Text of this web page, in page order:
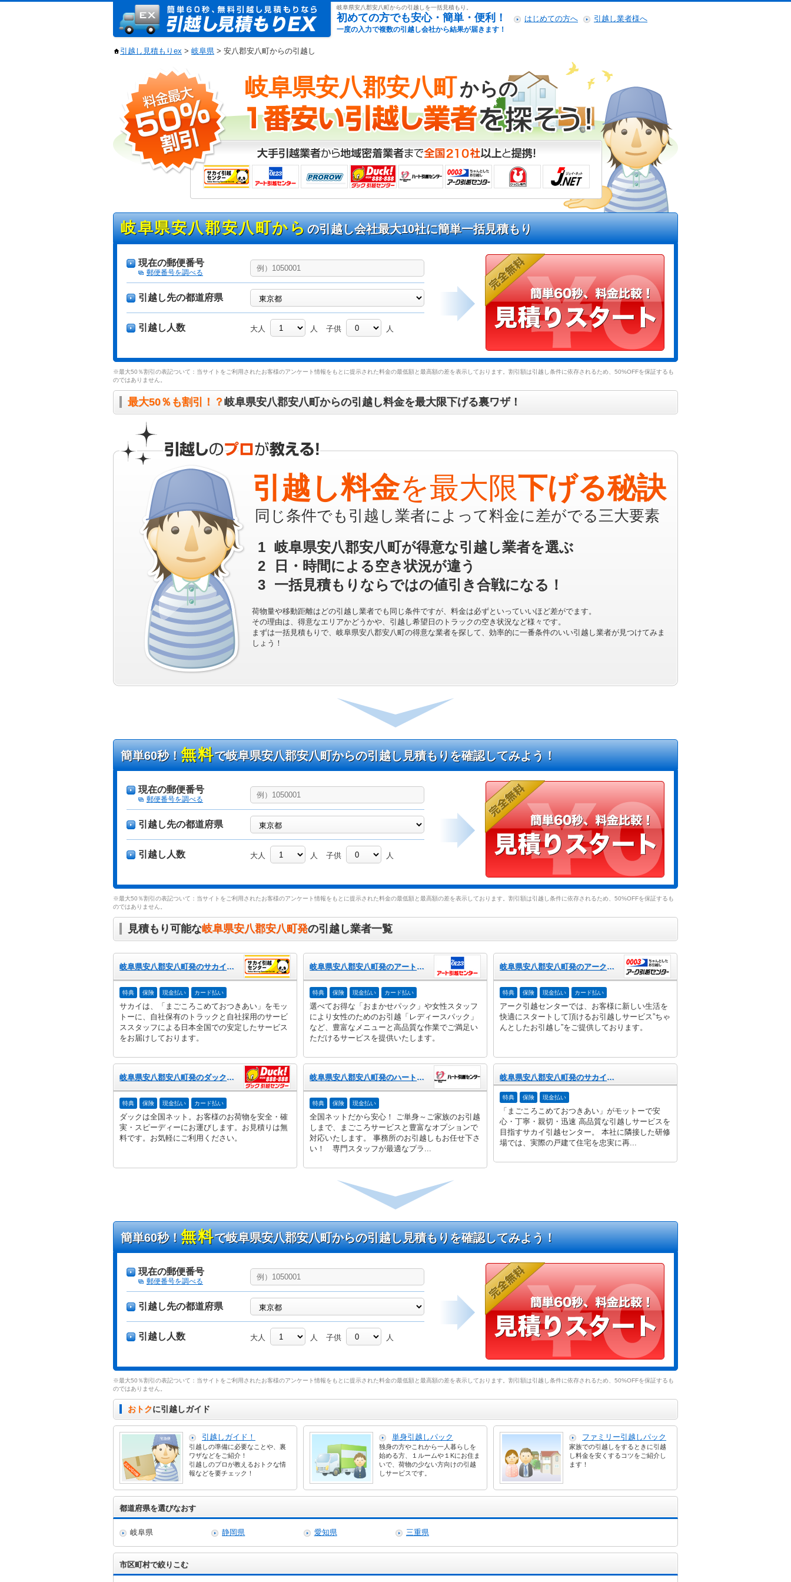
岐阜県安八郡安八町からの引越しを一括見積もり。
引越し見積もりex
初めての方でも安心・簡単・便利！
一度の入力で複数の引越し会社から結果が届きます！
はじめての方へ 引越し業者様へ
引越し見積もりex > 岐阜県 > 安八郡安八町からの引越し
岐阜県安八郡安八町からの
岐阜県安八郡安八町からの引越し会社最大10社に簡単一括見積もり
現在の郵便番号
郵便番号を調べる
引越し先の都道府県
引越し人数 大人 人 子供 人
※最大50％割引の表記ついて：当サイトをご利用されたお客様のアンケート情報をもとに提示された料金の最低額と最高額の差を表示しております。割引額は引越し条件に依存されるため、50%OFFを保証するも
のではありません。
最大50％も割引！？岐阜県安八郡安八町からの引越し料金を最大限下げる裏ワザ！
引越し料金を最大限下げる秘訣
同じ条件でも引越し業者によって料金に差がでる三大要素
1 岐阜県安八郡安八町が得意な引越し業者を選ぶ
2
日・時間による空き状況が違う
3 一括見積もりならではの値引き合戦になる！
荷物量や移動距離はどの引越し業者でも同じ条件ですが、料金は必ずといっていいほど差がでます。
その理由は、得意なエリアかどうかや、引越し希望日のトラックの空き状況など様々です。
まずは一括見積もりで、岐阜県安八郡安八町の得意な業者を探して、効率的に一番条件のいい引越し業者が見つけてみま
しょう！
簡単60秒！無料で岐阜県安八郡安八町からの引越し見積もりを確認してみよう！
現在の郵便番号
郵便番号を調べる
引越し先の都道府県
引越し人数 大人 人 子供 人
※最大50％割引の表記ついて：当サイトをご利用されたお客様のアンケート情報をもとに提示された料金の最低額と最高額の差を表示しております。割引額は引越し条件に依存されるため、50%OFFを保証するも
のではありません。
見積もり可能な岐阜県安八郡安八町発の引越し業者一覧
岐阜県安八郡安八町発のサカイ引越センター
特典 保険 現金払い カード払い
サカイは、「まごころこめておつきあい」をモッ
トーに、自社保有のトラックと自社採用のサービ
ススタッフによる日本全国での安定したサービス
をお届けしております。
岐阜県安八郡安八町発のアート引越センター
特典 保険 現金払い カード払い
選べてお得な「おまかせパック」や女性スタッフ
により女性のためのお引越「レディースパック」
など、豊富なメニューと高品質な作業でご満足い
ただけるサービスを提供いたします。
岐阜県安八郡安八町発のアーク引越センター
特典 保険 現金払い カード払い
アーク引越センターでは、お客様に新しい生活を
快適にスタートして頂けるお引越しサービス”ちゃ
んとしたお引越し”をご提供しております。
岐阜県安八郡安八町発のダック引越センター
特典 保険 現金払い カード払い
ダックは全国ネット。お客様のお荷物を安全・確
実・スピーディーにお運びします。お見積りは無
料です。お気軽にご利用ください。
岐阜県安八郡安八町発のハート引越センター
特典 保険 現金払い
全国ネットだから安心！ ご単身～ご家族のお引越
しまで、まごころサービスと豊富なオプションで
対応いたします。 事務所のお引越しもお任せ下さ
い！ 専門スタッフが最適なプラ...
岐阜県安八郡安八町発のサカイ引越センター
特典 保険 現金払い
「まごころこめておつきあい」がモットーで安
心・丁寧・親切・迅速 高品質な引越しサービスを
目指すサカイ引越センター。 本社に隣接した研修
場では、実際の戸建て住宅を忠実に再...
簡単60秒！無料で岐阜県安八郡安八町からの引越し見積もりを確認してみよう！
現在の郵便番号
郵便番号を調べる
引越し先の都道府県
引越し人数 大人 人 子供 人
※最大50％割引の表記ついて：当サイトをご利用されたお客様のアンケート情報をもとに提示された料金の最低額と最高額の差を表示しております。割引額は引越し条件に依存されるため、50%OFFを保証するも
のではありません。
おトクに引越しガイド
引越しガイド！
引越しの準備に必要なことや、裏
ワザなどをご紹介！
引越しのプロが教えるおトクな情
報などを要チェック！
単身引越しパック
独身の方やこれから一人暮らしを
始める方、１ルームや１Kにお住ま
いで、荷物の少ない方向けの引越
しサービスです。
ファミリー引越しパック
家族での引越しをするときに引越
し料金を安くするコツをご紹介し
ます！
都道府県を選びなおす
岐阜県 静岡県 愛知県 三重県
市区町村で絞りこむ